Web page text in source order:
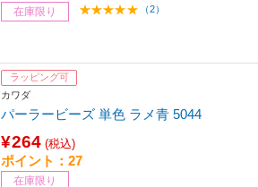
在庫限り （2）
ラッピング可
カワダ
パーラービーズ 単色 ラメ青 5044
¥264 (税込)
ポイント：27
在庫限り